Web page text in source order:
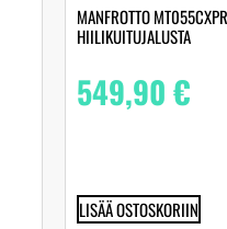
MANFROTTO
HIILIKUITUJALUSTA
549,90€
LISÄÄ OSTOSKORIIN